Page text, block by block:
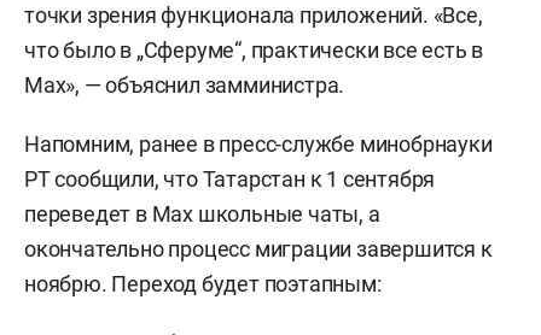
точки зрения функционала приложений. «Все,
что было в „Сферуме“, практически все есть в
Max», — объяснил замминистра.
Напомним, ранее в пресс-службе минобрнауки
РТ сообщили, что Татарстан к 1 сентября
переведет в Мах школьные чаты, а
окончательно процесс миграции завершится к
ноябрю. Переход будет поэтапным: